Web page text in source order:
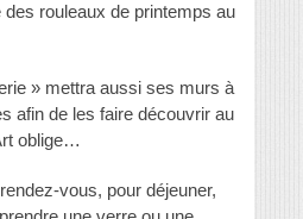
rouleaux de printemps au
» mettra aussi ses murs à
afin de les faire découvrir au
oblige…
vous, pour déjeuner,